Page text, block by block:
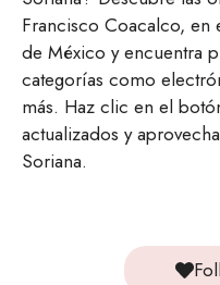
Francisco Coacalco, en
de México y encuentra
categorías como
más. Haz clic en el
actualizados y
Soriana.